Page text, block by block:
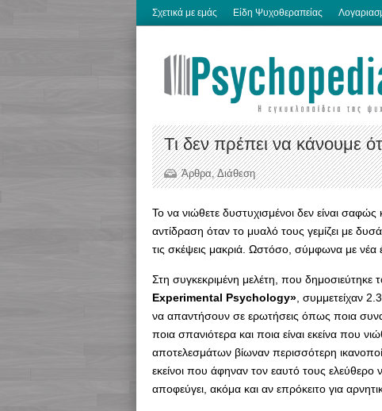
Σχετικά με εμάς Είδη Ψυχοθεραπείας
Tι δεν πρέπει να κάνουμε
Άρθρα,Διάθεση
Το να νιώθετε δυστυχισμένοι δεν είναι
αντίδραση όταν το μυαλό τους γεμίζει με
τις σκέψεις μακριά. Ωστόσο, σύμφωνα με νέα
Στη συγκεκριμένη μελέτη, που
Experimental Psychology» , συμμετείχαν
να απαντήσουν σε ερωτήσεις όπως ποια
ποια σπανιότερα και ποια είναι εκείνα που
αποτελεσμάτων βίωναν περισσότερη
εκείνοι που άφηναν τον εαυτό τους
αποφεύγει, ακόμα και αν επρόκειτο για